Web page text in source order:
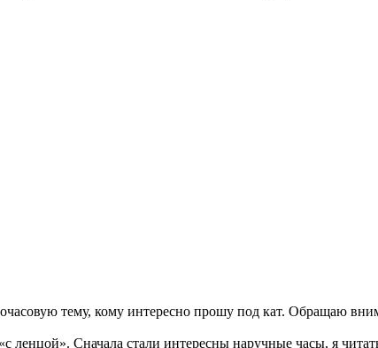
тему, кому интересно прошу под кат. Обращаю
ленцой». Сначала стали интересны наручные часы, я